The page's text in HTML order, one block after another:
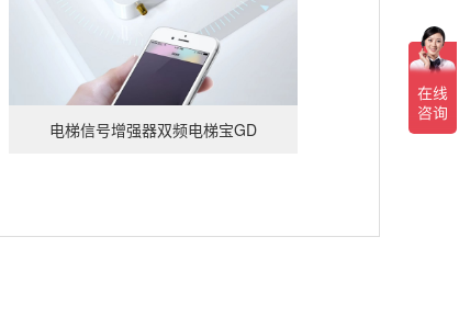
查看详情
电梯信号增强器双频电梯宝GD